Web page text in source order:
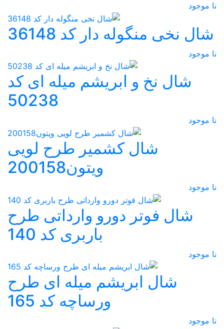
نا موجود
شال نخی منگوله دار کد 36148
نا موجود
شال نخ و ابریشم میله ای کد
50238
نا موجود
شال کشمیر طرح لویی
ویتون200158
نا موجود
شال فوتر دورو وارداتی طرح
باربری کد 140
نا موجود
شال ابریشم میله ای طرح
ورساچه کد 165
نا موجود